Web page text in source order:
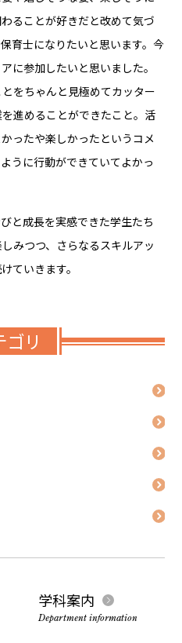
ることが好きだと改めて気づ
育士になりたいと思います。今
に参加したいと思いました。
をちゃんと見極めてカッター
進めることができたこと。活
ったや楽しかったというコメ
うに行動ができていてよかっ
と成長を実感できた学生たち
みつつ、さらなるスキルアッ
ていきます。
ゴリ
学科案内
Department information